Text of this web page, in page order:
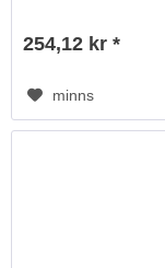
254,12 kr *
minns